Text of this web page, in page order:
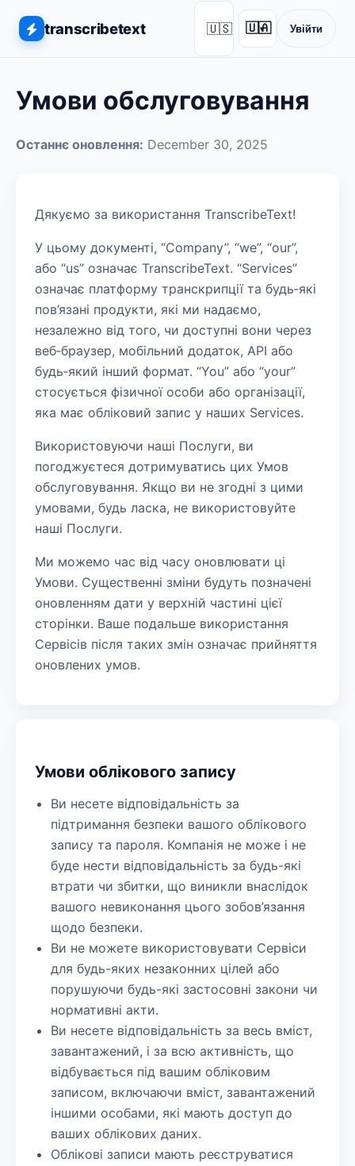
transcribetext 🇺🇸 🇺🇦
▾ Увійти
Умови обслуговування
Останнє оновлення: December 30, 2025
Дякуємо за використання TranscribeText!
У цьому документі, “Company”, “we”, “our”,
або “us” означає TranscribeText. “Services”
означає платформу транскрипції та будь‑які
пов’язані продукти, які ми надаємо,
незалежно від того, чи доступні вони через
веб‑браузер, мобільний додаток, API або
будь‑який інший формат. “You” або “your”
стосується фізичної особи або організації,
яка має обліковий запис у наших Services.
Використовуючи наші Послуги, ви
погоджуєтеся дотримуватись цих Умов
обслуговування. Якщо ви не згодні з цими
умовами, будь ласка, не використовуйте
наші Послуги.
Ми можемо час від часу оновлювати ці
Умови. Существенні зміни будуть позначені
оновленням дати у верхній частині цієї
сторінки. Ваше подальше використання
Сервісів після таких змін означає прийняття
оновлених умов.
Умови облікового запису
Ви несете відповідальність за
підтримання безпеки вашого облікового
запису та пароля. Компанія не може і не
буде нести відповідальність за будь-які
втрати чи збитки, що виникли внаслідок
вашого невиконання цього зобов’язання
щодо безпеки.
Ви не можете використовувати Сервіси
для будь-яких незаконних цілей або
порушуючи будь-які застосовні закони чи
нормативні акти.
Ви несете відповідальність за весь вміст,
завантажений, і за всю активність, що
відбувається під вашим обліковим
записом, включаючи вміст, завантажений
іншими особами, які мають доступ до
ваших облікових даних.
Облікові записи мають реєструватися